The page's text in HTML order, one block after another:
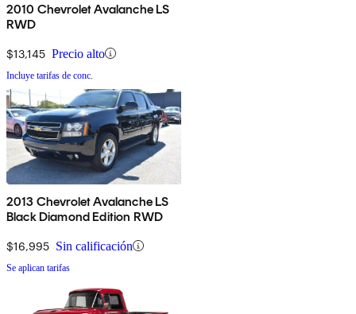
2010 Chevrolet Avalanche LS
RWD
$13,145 Precio alto
Incluye tarifas de conc.
2013 Chevrolet Avalanche LS
Black Diamond Edition RWD
$16,995 Sin calificación
Se aplican tarifas